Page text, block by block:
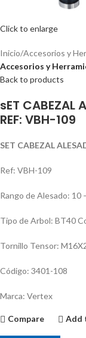
Click to enlarge
Inicio Accesorios y
Accesorios y
Back to products
sET CABEZAL
REF: VBH-109
SET CABEZAL
Ref: VBH-109
Rango de Alesado: 10
Tipo de Arbol: BT40
Tornillo Tensor:
Código: 3401-108
Marca: Vertex
Compare Add